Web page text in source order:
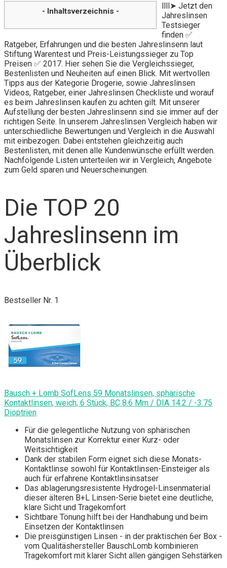
- Inhaltsverzeichnis -
llll➤ Jetzt den
Jahreslinsen
Testsieger
finden ✅
Ratgeber, Erfahrungen und die besten Jahreslinsenn laut
Stiftung Warentest und Preis-Leistungssieger zu Top
Preisen ✅ 2017. Hier sehen Sie die Vergleichssieger,
Bestenlisten und Neuheiten auf einen Blick. Mit wertvollen
Tipps aus der Kategorie Drogerie, sowie Jahreslinsen
Videos, Ratgeber, einer Jahreslinsen Checkliste und worauf
es beim Jahreslinsen kaufen zu achten gilt. Mit unserer
Aufstellung der besten Jahreslinsenn sind sie immer auf der
richtigen Seite. In unserem Jahreslinsen Vergleich haben wir
unterschiedliche Bewertungen und Vergleich in die Auswahl
mit einbezogen. Dabei entstehen gleichzeitig auch
Bestenlisten, mit denen alle Kundenwünsche erfüllt werden.
Nachfolgende Listen unterteilen wir in Vergleich, Angebote
zum Geld sparen und Neuerscheinungen.
Die TOP 20
Jahreslinsenn im
Überblick
Bestseller Nr. 1
Bausch + Lomb SofLens 59 Monatslinsen, sphärische
Kontaktlinsen, weich, 6 Stück, BC 8.6 Mm / DIA 14.2 / -3.75
Dioptrien
Für die gelegentliche Nutzung von sphärischen
Monatslinsen zur Korrektur einer Kurz- oder
Weitsichtigkeit
Dank der stabilen Form eignet sich diese Monats-
Kontaktlinse sowohl für Kontaktlinsen-Einsteiger als
auch für erfahrene Kontaktlinsinsatser
Das ablagerungsresistente Hydrogel-Linsenmaterial
dieser älteren B+L Linsen-Serie bietet eine deutliche,
klare Sicht und Tragekomfort
Sichtbare Tönung hilft bei der Handhabung und beim
Einsetzen der Kontaktlinsen
Die preisgünstigen Linsen - in der praktischen 6er Box -
vom Qualitäshersteller BauschLomb kombinieren
Tragekomfort mit klarer Sicht allen gängigen Sehstärken